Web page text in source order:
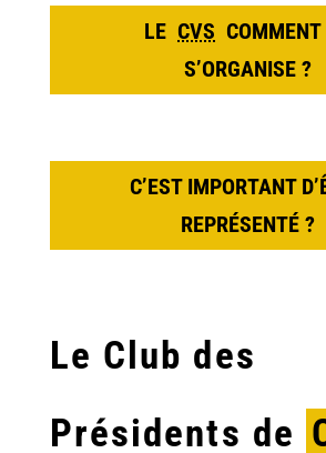
LE CVS
S’ORGANISE ?
C’EST IMPORTANT
REPRÉSENTÉ ?
Le Club des
Présidents de